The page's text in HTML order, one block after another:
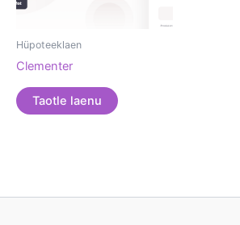
Hüpoteeklaen
Clementer
Taotle laenu